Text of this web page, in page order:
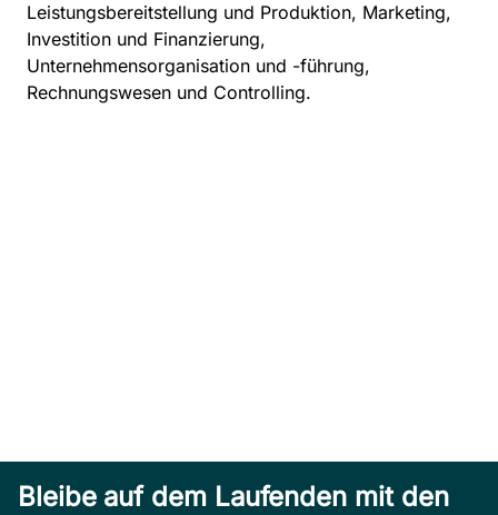
Leistungsbereitstellung und Produktion, Marketing,
Investition und Finanzierung,
Unternehmensorganisation und -führung,
Rechnungswesen und Controlling.
Bleibe auf dem Laufenden mit den